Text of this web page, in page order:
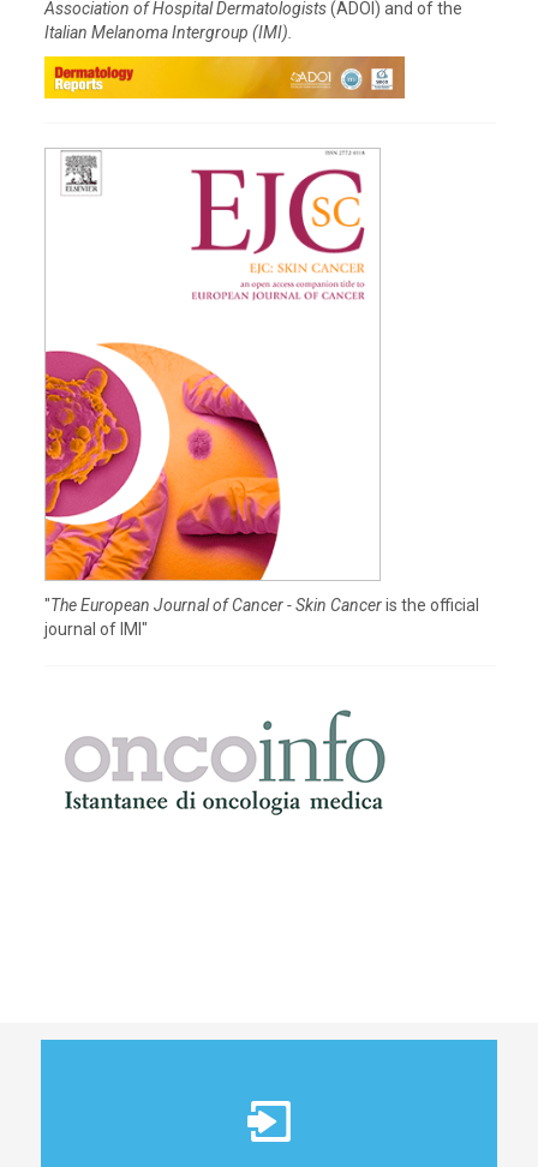
Association of Hospital Dermatologists(ADOI) and of the
Italian Melanoma Intergroup (IMI).
"The European Journal of Cancer - Skin Canceris the official
journal of IMI"